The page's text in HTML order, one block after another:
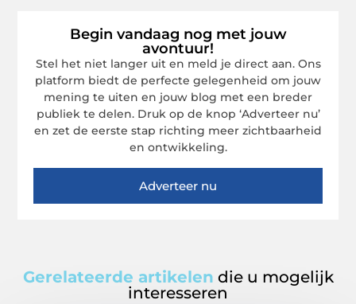
Begin vandaag nog met jouw
avontuur!
Stel het niet langer uit en meld je direct aan. Ons
platform biedt de perfecte gelegenheid om jouw
mening te uiten en jouw blog met een breder
publiek te delen. Druk op de knop ‘Adverteer nu’
en zet de eerste stap richting meer zichtbaarheid
en ontwikkeling.
Adverteer nu
Gerelateerde artikelen die u mogelijk
interesseren